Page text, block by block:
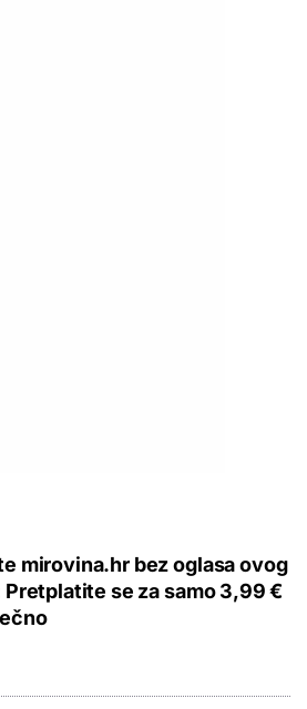
mirovina.hr bez oglasa ovog
Pretplatite se za samo 3,99 €